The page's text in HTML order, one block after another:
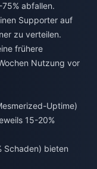
abfallen.
Supporter auf
zu verteilen.
frühere
Nutzung vor
Uptime)
15-20%
Schaden) bieten